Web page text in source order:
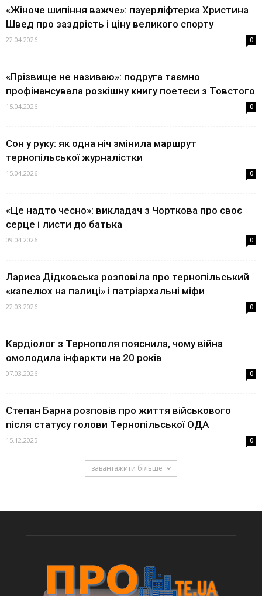
«Жіноче шипіння важче»: пауерліфтерка Христина
Швед про заздрість і ціну великого спорту
22.04.2026 0
«Прізвище не називаю»: подруга таємно
профінансувала розкішну книгу поетеси з Товстого
15.04.2026 0
Сон у руку: як одна ніч змінила маршрут
тернопільської журналістки
15.04.2026 0
«Це надто чесно»: викладач з Чорткова про своє
серце і листи до батька
09.04.2026 0
Лариса Дідковська розповіла про тернопільський
«капелюх на палиці» і патріархальні міфи
22.03.2026 0
Кардіолог з Тернополя пояснила, чому війна
омолодила інфаркти на 20 років
07.03.2026 0
Степан Барна розповів про життя військового
після статусу голови Тернопільської ОДА
15.12.2025 0
завантажити більше